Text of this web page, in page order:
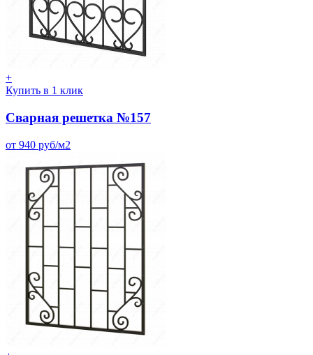
+
Купить в 1 клик
Сварная решетка №157
от 940 руб/м2